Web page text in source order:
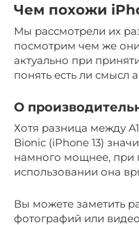
Чем похожи
Мы рассмотрели их
посмотрим чем же
актуально при
понять есть ли смысл
О
Хотя разница между
Bionic (iPhone 13)
намного мощнее, при
использовании она
Вы можете заметить
фотографий или